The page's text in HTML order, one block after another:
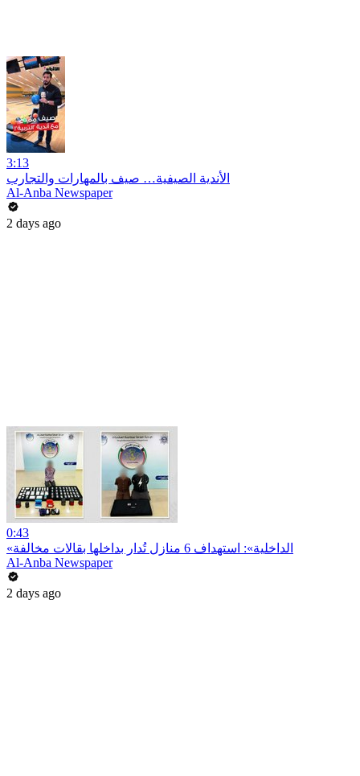
3:13
الأندية الصيفية… صيف بالمهارات والتجارب
Al-Anba Newspaper
2 days ago
0:43
«الداخلية»: استهداف 6 منازل تُدار بداخلها بقالات مخالفة
Al-Anba Newspaper
2 days ago